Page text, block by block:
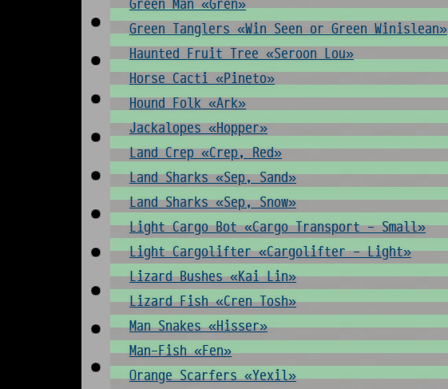
Green Man «Gren»
Green Tanglers «Win Seen or Green Winislean»
Haunted Fruit Tree «Seroon Lou»
Horse Cacti «Pineto»
Hound Folk «Ark»
Jackalopes «Hopper»
Land Crep «Crep, Red»
Land Sharks «Sep, Sand»
Land Sharks «Sep, Snow»
Light Cargo Bot «Cargo Transport - Small»
Light Cargolifter «Cargolifter - Light»
Lizard Bushes «Kai Lin»
Lizard Fish «Cren Tosh»
Man Snakes «Hisser»
Man-Fish «Fen»
Orange Scarfers «Yexil»